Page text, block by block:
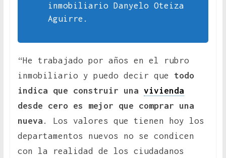
inmobiliario Danyelo Oteiza
Aguirre.
“He trabajado por años en el rubro
inmobiliario y puedo decir que todo
indica que construir una vivienda
desde cero es mejor que comprar una
nueva . Los valores que tienen hoy los
departamentos nuevos no se condicen
con la realidad de los ciudadanos